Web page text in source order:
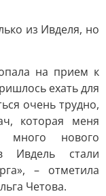
из Ивделя, но
на прием к
ехать для
очень трудно,
которая меня
много нового
Ивдель стали
– отметила
Четова.